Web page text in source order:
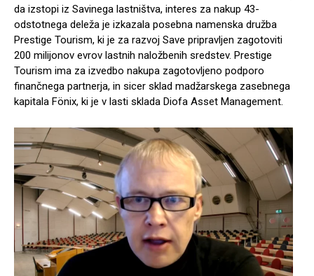
da izstopi iz Savinega lastništva, interes za nakup 43-
odstotnega deleža je izkazala posebna namenska družba
Prestige Tourism, ki je za razvoj Save pripravljen zagotoviti
200 milijonov evrov lastnih naložbenih sredstev. Prestige
Tourism ima za izvedbo nakupa zagotovljeno podporo
finančnega partnerja, in sicer sklad madžarskega zasebnega
kapitala Fönix, ki je v lasti sklada Diofa Asset Management.